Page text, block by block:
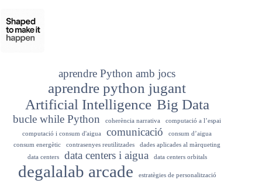
aprendre Python amb jocs
aprendre python jugant
Artificial Intelligence Big Data
bucle while Python coherència narrativa
computació a l’espai
computació i consum d'aigua
comunicació
consum d’aigua
consum energètic
contrasenyes reutilitzades
dades aplicades al màrqueting
data centers
data centers i aigua data centers orbitals
degalalab arcade
estratègies de personalització